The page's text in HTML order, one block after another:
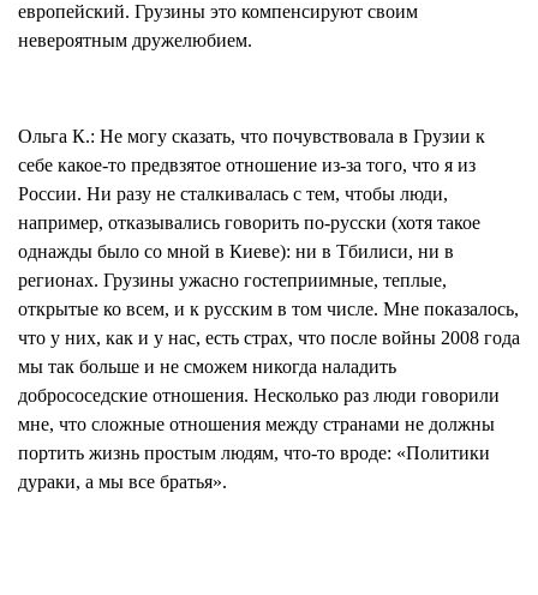
европейский. Грузины это компенсируют своим
невероятным дружелюбием.
Ольга К.: Не могу сказать, что почувствовала в Грузии к
себе какое-то предвзятое отношение из-за того, что я из
России. Ни разу не сталкивалась с тем, чтобы люди,
например, отказывались говорить по-русски (хотя такое
однажды было со мной в Киеве): ни в Тбилиси, ни в
регионах. Грузины ужасно гостеприимные, теплые,
открытые ко всем, и к русским в том числе. Мне показалось,
что у них, как и у нас, есть страх, что после войны 2008 года
мы так больше и не сможем никогда наладить
добрососедские отношения. Несколько раз люди говорили
мне, что сложные отношения между странами не должны
портить жизнь простым людям, что-то вроде: «Политики
дураки, а мы все братья».